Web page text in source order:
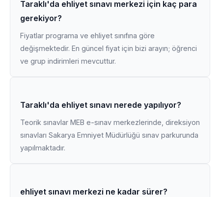
Taraklı'da ehliyet sınavı merkezi için kaç para
gerekiyor?
Fiyatlar programa ve ehliyet sınıfına göre
değişmektedir. En güncel fiyat için bizi arayın; öğrenci
ve grup indirimleri mevcuttur.
Taraklı'da ehliyet sınavı nerede yapılıyor?
Teorik sınavlar MEB e-sınav merkezlerinde, direksiyon
sınavları Sakarya Emniyet Müdürlüğü sınav parkurunda
yapılmaktadır.
ehliyet sınavı merkezi ne kadar sürer?